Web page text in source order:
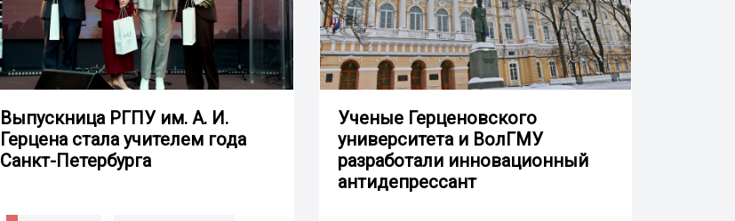
Выпускница РГПУ им. А. И.
Герцена стала учителем года
Санкт-Петербурга
Ученые Герценовского
университета и ВолГМУ
разработали инновационный
антидепрессант